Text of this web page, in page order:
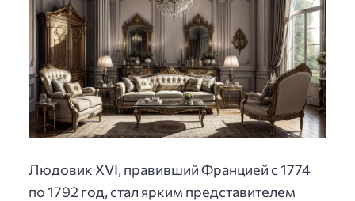
Людовик XVI, правивший Францией с 1774
по 1792 год, стал ярким представителем